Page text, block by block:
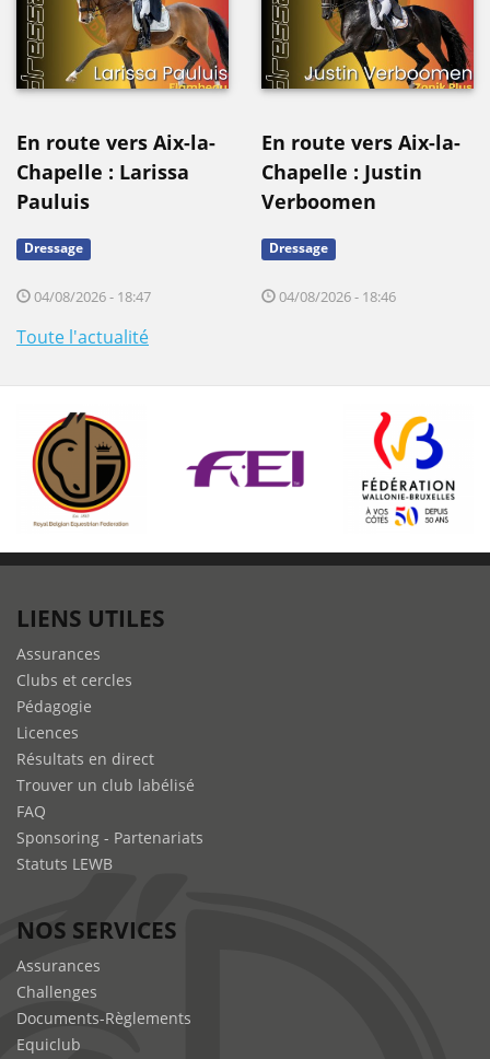
En route vers Aix-la-
Chapelle : Larissa
Pauluis
Dressage
04/08/2026 - 18:47
En route vers Aix-la-
Chapelle : Justin
Verboomen
Dressage
04/08/2026 - 18:46
Toute l'actualité
LIENS UTILES
Assurances
Clubs et cercles
Pédagogie
Licences
Résultats en direct
Trouver un club labélisé
FAQ
Sponsoring - Partenariats
Statuts LEWB
NOS SERVICES
Assurances
Challenges
Documents-Règlements
Equiclub